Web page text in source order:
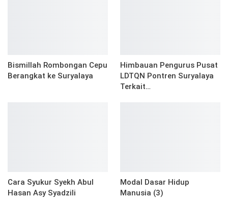
Bismillah Rombongan Cepu
Berangkat ke Suryalaya
Himbauan Pengurus Pusat
LDTQN Pontren Suryalaya
Terkait…
Cara Syukur Syekh Abul
Hasan Asy Syadzili
Modal Dasar Hidup
Manusia (3)